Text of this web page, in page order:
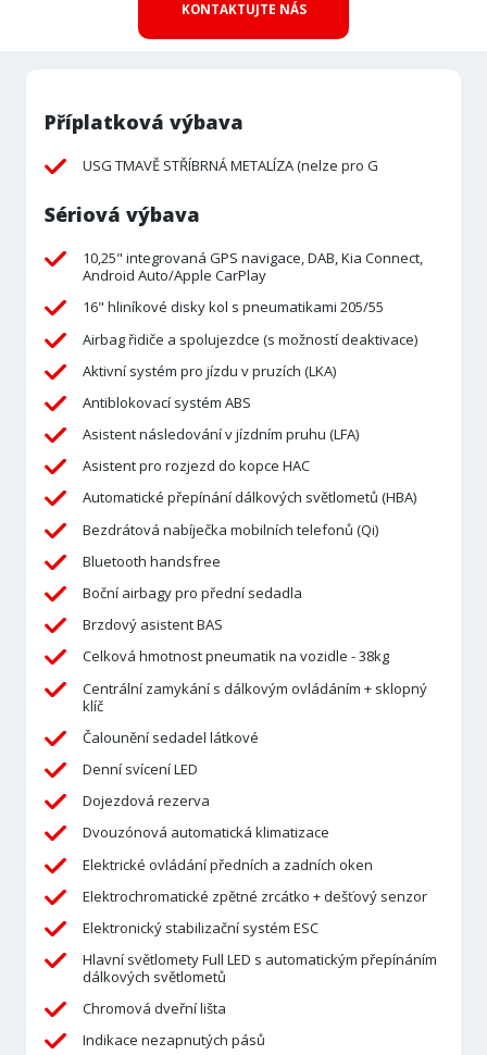
KONTAKTUJTE NÁS
Příplatková výbava
USG TMAVĚ STŘÍBRNÁ METALÍZA (nelze pro G
Sériová výbava
10,25" integrovaná GPS navigace, DAB, Kia Connect,
Android Auto/Apple CarPlay
16" hliníkové disky kol s pneumatikami 205/55
Airbag řidiče a spolujezdce (s možností deaktivace)
Aktivní systém pro jízdu v pruzích (LKA)
Antiblokovací systém ABS
Asistent následování v jízdním pruhu (LFA)
Asistent pro rozjezd do kopce HAC
Automatické přepínání dálkových světlometů (HBA)
Bezdrátová nabíječka mobilních telefonů (Qi)
Bluetooth handsfree
Boční airbagy pro přední sedadla
Brzdový asistent BAS
Celková hmotnost pneumatik na vozidle - 38kg
Centrální zamykání s dálkovým ovládáním + sklopný
klíč
Čalounění sedadel látkové
Denní svícení LED
Dojezdová rezerva
Dvouzónová automatická klimatizace
Elektrické ovládání předních a zadních oken
Elektrochromatické zpětné zrcátko + dešťový senzor
Elektronický stabilizační systém ESC
Hlavní světlomety Full LED s automatickým přepínáním
dálkových světlometů
Chromová dveřní lišta
Indikace nezapnutých pásů